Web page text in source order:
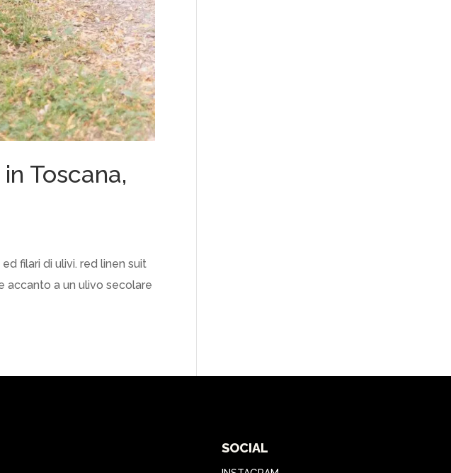
Toscana,
filari di ulivi. red linen suit
accanto a un ulivo secolare
SOCIAL